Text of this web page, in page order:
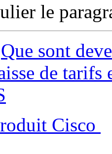
le
Que sont
de tarifs
Cisco